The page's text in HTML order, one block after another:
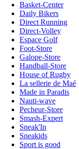
Basket-Center
Daily Bikers
Direct Running
Direct-Volley
Espace Golf
Foot-Store
Galope-Store
Handball-Store
House of Rugby
La sellerie de Maé
Made in Paradis
Nauti-wave
Pecheur-Store
Smash-Expert
Sneak'In
Sneakids
Sport is good